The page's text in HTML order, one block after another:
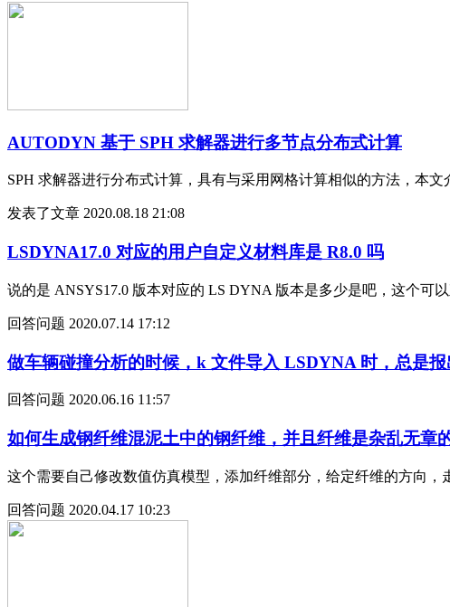
AUTODYN 基于 SPH 求解器进行多节点分布式计算
SPH 求解器进行分布式计算，具有与采用网格计算相似的方法，本
发表了文章 2020.08.18 21:08
LSDYNA17.0 对应的用户自定义材料库是 R8.0 吗
说的是 ANSYS17.0 版本对应的 LS DYNA 版本是多少是吧，这个可
回答问题 2020.07.14 17:12
做车辆碰撞分析的时候，k 文件导入 LSDYNA 时，总是报
回答问题 2020.06.16 11:57
如何生成钢纤维混泥土中的钢纤维，并且纤维是杂乱无章
这个需要自己修改数值仿真模型，添加纤维部分，给定纤维的方向
回答问题 2020.04.17 10:23